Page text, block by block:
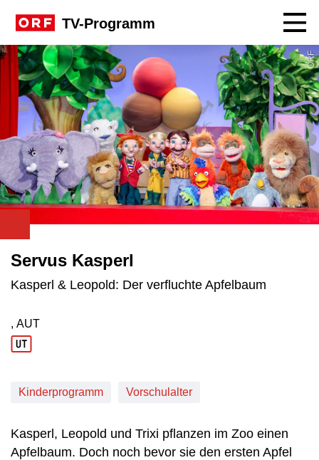
TV-Programm
ORF
Servus Kasperl
Kasperl & Leopold: Der verfluchte Apfelbaum
Produktionsland: AUT
, AUT
Kinderprogramm Vorschulalter
Kasperl, Leopold und Trixi pflanzen im Zoo einen
Apfelbaum. Doch noch bevor sie den ersten Apfel